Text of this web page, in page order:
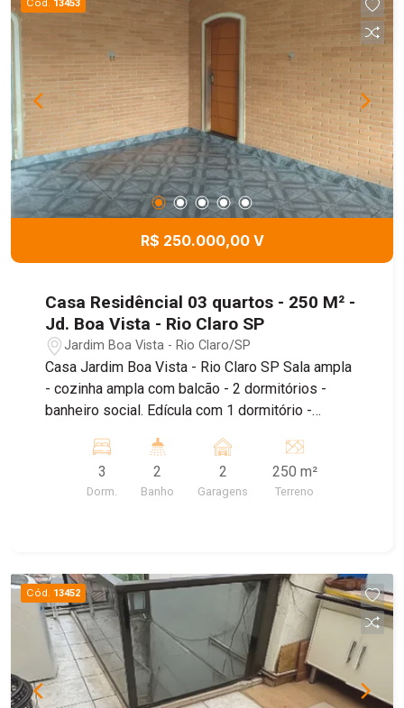
13453
R$ 250.000,00 V
Casa Residêncial 03 quartos - 250 M² -
Jd. Boa Vista - Rio Claro SP
Jardim Boa Vista - Rio Claro/SP
Casa Jardim Boa Vista - Rio Claro SP Sala ampla
- cozinha ampla com balcão - 2 dormitórios -
banheiro social. Edícula com 1 dormitório -
3
Dorm.
2
Banho
2
Garagens
250 m²
Terreno
Cód. 13452